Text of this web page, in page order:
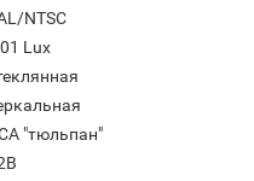
NTSC
Lux
"тюльпан"